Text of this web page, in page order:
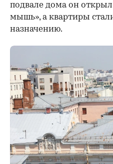
подвале дома он
мышь», а квартиры
назначению.